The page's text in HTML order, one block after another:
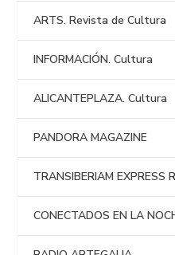
ARTS. Revista de Cultura
INFORMACIÓN. Cultura
ALICANTEPLAZA. Cultura
PANDORA MAGAZINE
TRANSIBERIAM EXPRESS
CONECTADOS EN LA